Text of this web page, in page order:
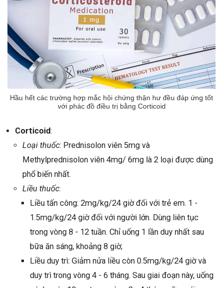
Hầu hết các trường hợp mắc hội chứng thận hư đều đáp ứng tốt
với phác đồ điều trị bằng Corticoid
Corticoid:
Loại thuốc: Prednisolon viên 5mg và
Methylprednisolon viên 4mg/ 6mg là 2 loại được dùng
phổ biến nhất.
Liều thuốc:
Liều tấn công: 2mg/kg/24 giờ đối với trẻ em. 1 -
1.5mg/kg/24 giờ đối với người lớn. Dùng liên tục
trong vòng 8 - 12 tuần. Chỉ uống 1 lần duy nhất sau
bữa ăn sáng, khoảng 8 giờ;
Liều duy trì: Giảm nửa liều còn 0.5mg/kg/24 giờ và
duy trì trong vòng 4 - 6 tháng. Sau giai đoạn này, uống